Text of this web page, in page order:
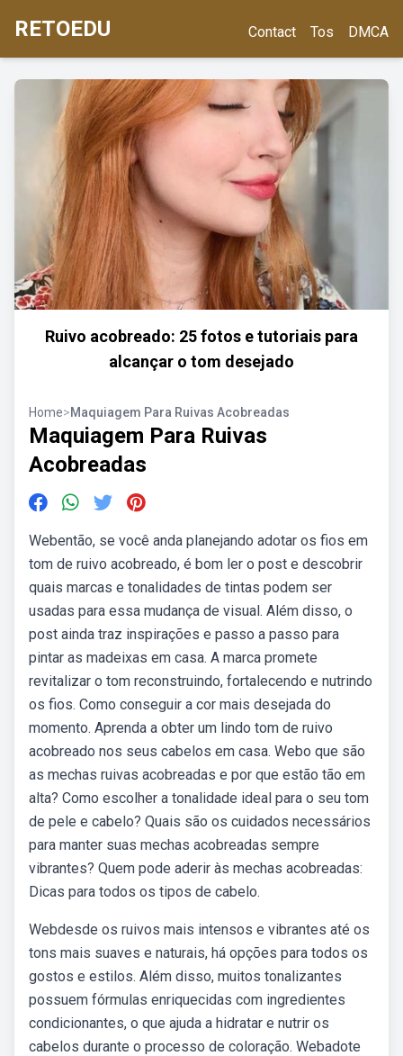
RETOEDU Contact Tos DMCA
Ruivo acobreado: 25 fotos e tutoriais para
alcançar o tom desejado
Home>Maquiagem Para Ruivas Acobreadas
Maquiagem Para Ruivas
Acobreadas
Webentão, se você anda planejando adotar os fios em
tom de ruivo acobreado, é bom ler o post e descobrir
quais marcas e tonalidades de tintas podem ser
usadas para essa mudança de visual. Além disso, o
post ainda traz inspirações e passo a passo para
pintar as madeixas em casa. A marca promete
revitalizar o tom reconstruindo, fortalecendo e nutrindo
os fios. Como conseguir a cor mais desejada do
momento. Aprenda a obter um lindo tom de ruivo
acobreado nos seus cabelos em casa. Webo que são
as mechas ruivas acobreadas e por que estão tão em
alta? Como escolher a tonalidade ideal para o seu tom
de pele e cabelo? Quais são os cuidados necessários
para manter suas mechas acobreadas sempre
vibrantes? Quem pode aderir às mechas acobreadas:
Dicas para todos os tipos de cabelo.
Webdesde os ruivos mais intensos e vibrantes até os
tons mais suaves e naturais, há opções para todos os
gostos e estilos. Além disso, muitos tonalizantes
possuem fórmulas enriquecidas com ingredientes
condicionantes, o que ajuda a hidratar e nutrir os
cabelos durante o processo de coloração. Webadote